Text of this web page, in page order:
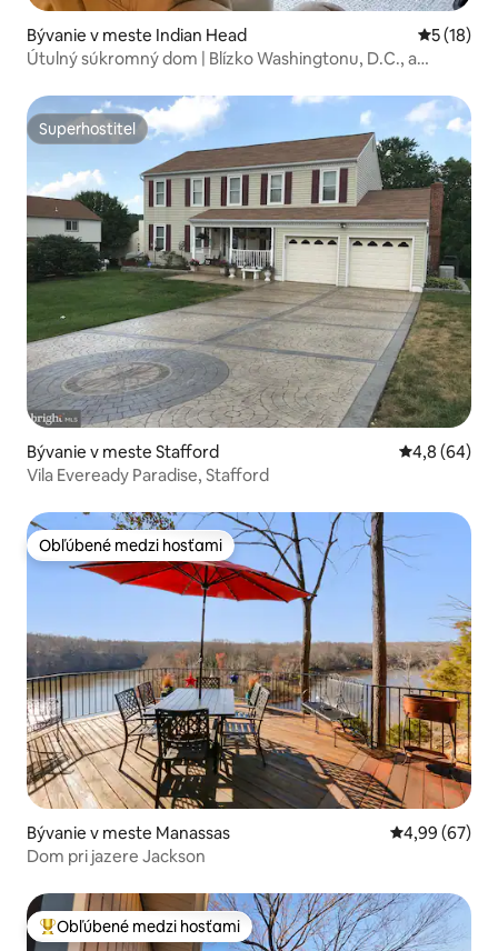
Bývanie v meste Indian Head
5 (18)
Útulný súkromný dom | Blízko Washingtonu, D.C., a
Superhostiteľ
Superhostiteľ
Bývanie v meste Stafford Priemerné
4,8 (64)
Vila Eveready Paradise, Stafford
Obľúbené medzi hosťami
Obľúbené medzi hosťami
Bývanie v meste Manassas Priemerné
4,99 (67)
Dom pri jazere Jackson
Najobľúbenejšie medzi hosťami
Obľúbené medzi hosťami